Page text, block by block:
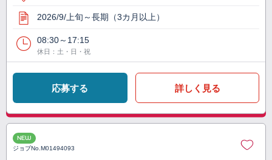
2026/9/上旬～長期（3カ月以上）
08:30～17:15
休日：土・日・祝
応募する 詳しく見る
NEW
ジョブNo.M01494093